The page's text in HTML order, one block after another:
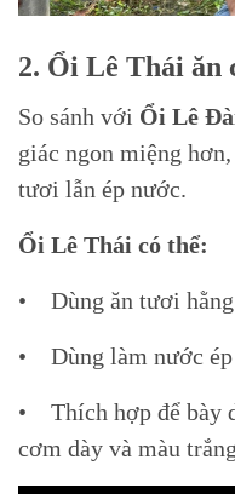
2. Ổi Lê Thái ăn
So sánh với Ổi Lê
giác ngon miệng
tươi lẫn ép nước.
Ổi Lê Thái có thể:
• Dùng ăn tươi
• Dùng làm nước
• Thích hợp để bày
cơm dày và màu